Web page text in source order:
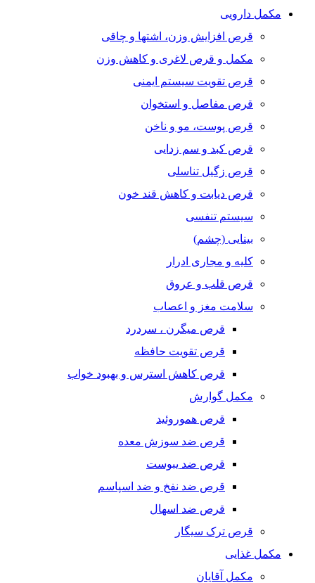
مکمل دارویی
قرص افزایش وزن، اشتها و چاقی
مکمل و قرص لاغری و کاهش وزن
قرص تقویت سیستم ایمنی
قرص مفاصل و استخوان
قرص پوست، مو و ناخن
قرص کبد و سم زدایی
قرص زگیل تناسلی
قرص دیابت و کاهش قند خون
سیستم تنفسی
بینایی (چشم)
کلیه و مجاری ادرار
قرص قلب و عروق
سلامت مغز و اعصاب
قرص میگرن ، سردرد
قرص تقویت حافظه
قرص کاهش استرس و بهبود خواب
مکمل گوارش
قرص هموروئید
قرص ضد سوزش معده
قرص ضد یبوست
قرص ضد نفخ و ضد اسپاسم
قرص ضد اسهال
قرص ترک سیگار
مکمل غذایی
مکمل آقایان